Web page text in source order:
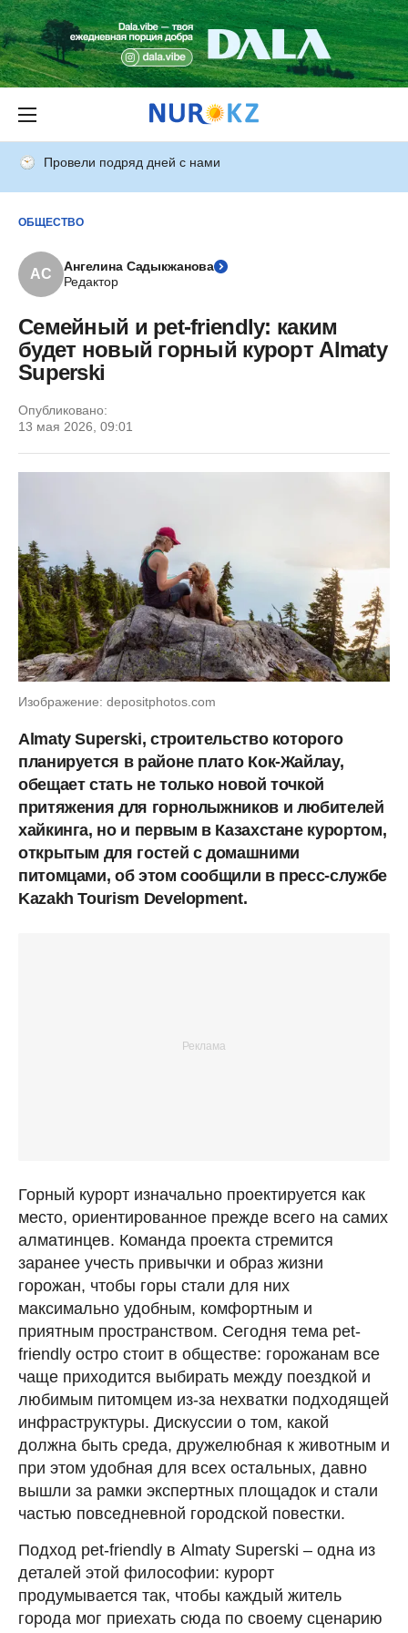
Провели подряд дней с нами
ОБЩЕСТВО
АС
Ангелина Садыкжанова
Редактор
Семейный и pet-friendly: каким
будет новый горный курорт Almaty
Superski
Опубликовано:
13 мая 2026, 09:01
Изображение: depositphotos.com
Almaty Superski, строительство которого
планируется в районе плато Кок-Жайлау,
обещает стать не только новой точкой
притяжения для горнолыжников и любителей
хайкинга, но и первым в Казахстане курортом,
открытым для гостей с домашними
питомцами, об этом сообщили в пресс-службе
Kazakh Tourism Development.
Горный курорт изначально проектируется как
место, ориентированное прежде всего на самих
алматинцев. Команда проекта стремится
заранее учесть привычки и образ жизни
горожан, чтобы горы стали для них
максимально удобным, комфортным и
приятным пространством. Cегодня тема pet-
friendly остро стоит в обществе: горожанам все
чаще приходится выбирать между поездкой и
любимым питомцем из-за нехватки подходящей
инфраструктуры. Дискуссии о том, какой
должна быть среда, дружелюбная к животным и
при этом удобная для всех остальных, давно
вышли за рамки экспертных площадок и стали
частью повседневной городской повестки.
Подход pet-friendly в Almaty Superski – одна из
деталей этой философии: курорт
продумывается так, чтобы каждый житель
города мог приехать сюда по своему сценарию